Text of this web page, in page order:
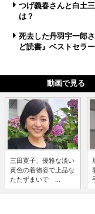
つげ義春さんと白土
は？
死去した丹羽宇一郎
ど読書』ベストセラ
動画で見る
三田寛子、優雅な淡い
黄色の着物姿で上品な
たたずまいで ...